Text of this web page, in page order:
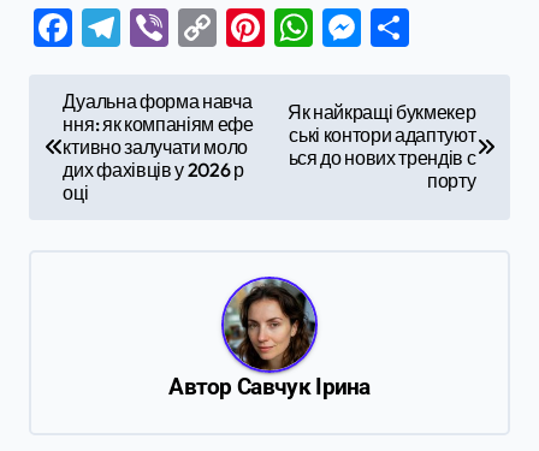
Facebook
Telegram
ViberCopyPinterest
WhatsApp
Дуальна форма навча
ння: як компаніям ефе
ктивно залучати моло
дих фахівців у 2026 р
оці
Як найкращі букмекер
ські контори адаптуют
ься до нових трендів с
порту
АвторСавчук Ірина